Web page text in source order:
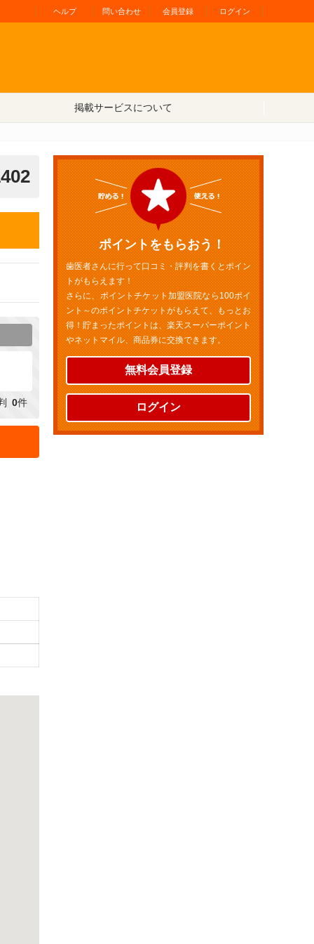
ヘルプ 問い合わせ 会員登録 ログイン
掲載サービスについて
0件
ポイントをもらおう！
歯医者さんに行って口コミ・評判を書くとポイン
トがもらえます！
さらに、ポイントチケット加盟医院なら100ポイ
ント～のポイントチケットがもらえて、もっとお
得！貯まったポイントは、楽天スーパーポイント
やネットマイル、商品券に交換できます。
無料会員登録
ログイン